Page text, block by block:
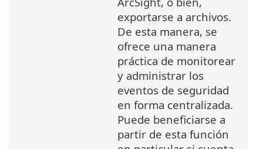
exportarse a archivos.
De esta manera, se
ofrece una manera
práctica de monitorear
y administrar los
eventos de seguridad
en forma centralizada.
Puede beneficiarse a
partir de esta función